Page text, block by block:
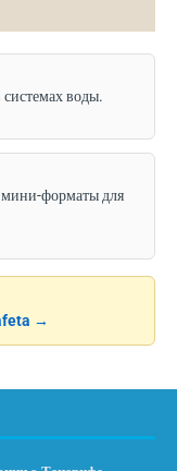
воды.
мини-форматы для
→